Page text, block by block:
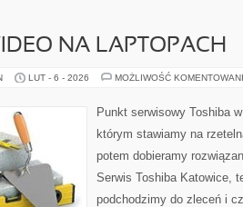
NA LAPTOPACH
LUT - 6 - 2026 MOŻLIWOŚĆ
Punkt serwisowy Toshiba
którym stawiamy na
potem dobieramy
Serwis Toshiba Katowice,
podchodzimy do zleceń i